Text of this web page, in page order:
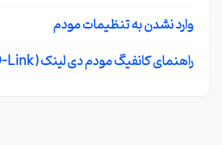
وارد نشدن به تنظیمات مودم
راهنمای کانفیگ مودم دی لینک ( D-Link )